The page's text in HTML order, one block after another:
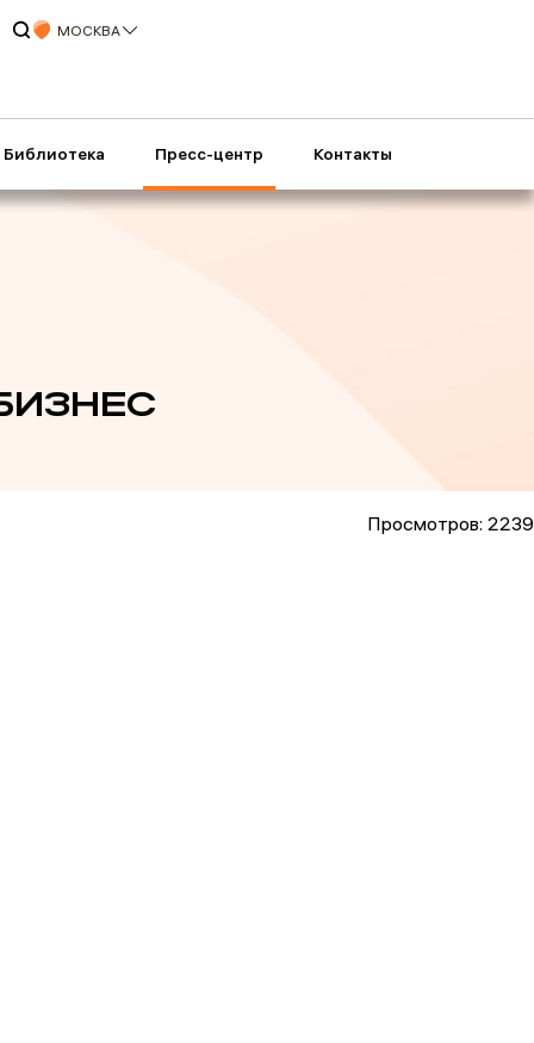
МОСКВА
Библиотека Пресс-центр Контакты
Просмотров: 2239